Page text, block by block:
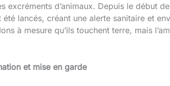
excréments d’animaux. Depuis le début
lancés, créant une alerte sanitaire et
à mesure qu’ils touchent terre, mais
et mise en garde